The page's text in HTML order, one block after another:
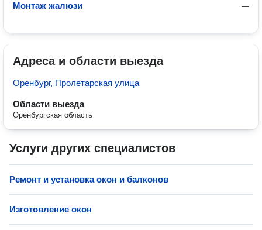
—
Монтаж жалюзи
Адреса и области выезда
Оренбург, Пролетарская улица
Области выезда
Оренбургская область
Услуги других специалистов
Ремонт и установка окон и балконов
Изготовление окон